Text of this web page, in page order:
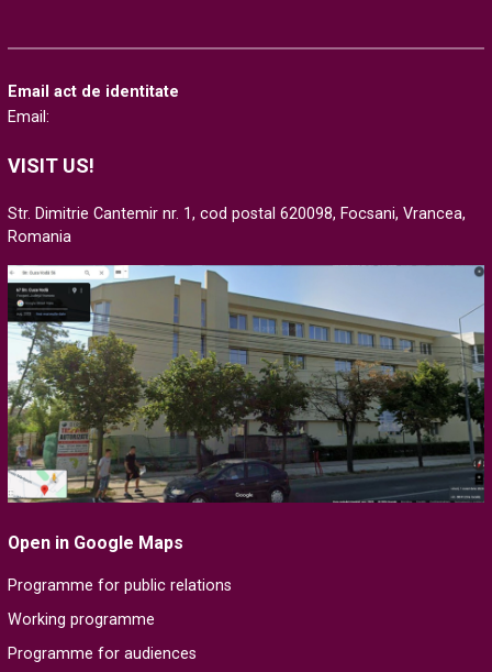
Email act de identitate
Email:
VISIT US!
Str. Dimitrie Cantemir nr. 1, cod postal 620098, Focsani, Vrancea,
Romania
Open in Google Maps
Programme for public relations
Working programme
Programme for audiences